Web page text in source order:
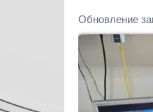
Обновление